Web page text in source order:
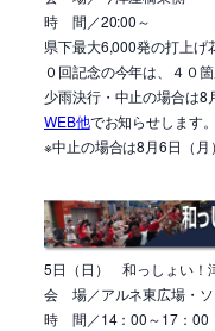
時 間／20:00～
県下最大6,000発の打上げ
０回記念の今年は、４０
少雨決行・中止の場合は
WEB他でお知らせします。
※中止の場合は8月6日（月
5日（日） 和っしょい！
会 場／アルネ東広場・ソ
時 間／14：00～17：00